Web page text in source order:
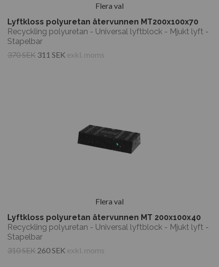
Flera val
Lyftkloss polyuretan återvunnen MT200x100x70
Recyckling polyuretan - Universal lyftblock - Mjukt lyft -
Stapelbar
370 SEK 311 SEK exkl. moms
Flera val
Lyftkloss polyuretan återvunnen MT 200x100x40
Recyckling polyuretan - Universal lyftblock - Mjukt lyft -
Stapelbar
310 SEK 260 SEK exkl. moms